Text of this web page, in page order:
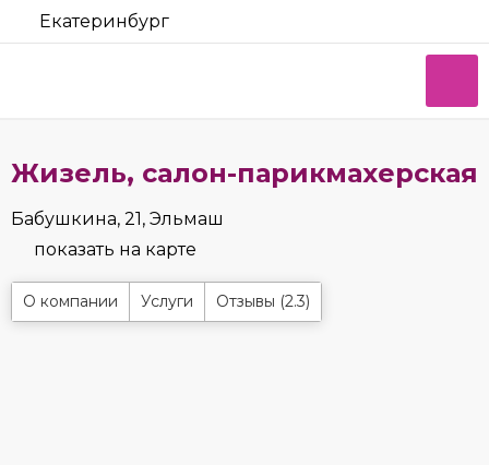
Екатеринбург
Жизель, салон-парикмахерская
Бабушкина, 21, Эльмаш
показать на карте
О компании Услуги Отзывы (2.3)